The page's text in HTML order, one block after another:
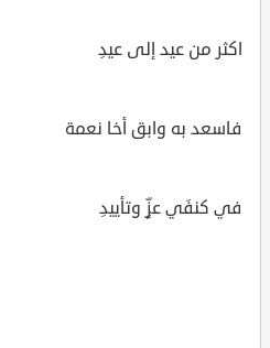
اكثر من عيد إلى عيدِ
فاسعد به وابق أخا نعمة
في كنفَي عزٍّ وتأييدِ